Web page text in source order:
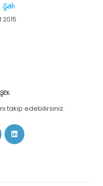
2015
takip edebilirsiniz.